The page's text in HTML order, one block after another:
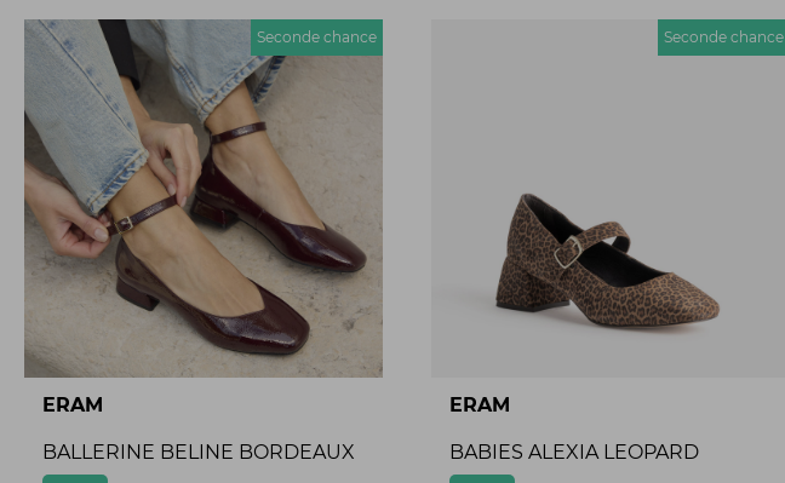
Seconde chance
ERAM
BALLERINE BELINE BORDEAUX
Seconde chance
ERAM
BABIES ALEXIA LEOPARD